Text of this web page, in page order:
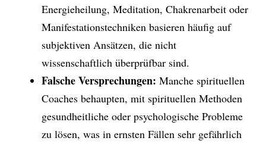
Energieheilung, Meditation, Chakrenarbeit oder
Manifestationstechniken basieren häufig auf
subjektiven Ansätzen, die nicht
wissenschaftlich überprüfbar sind.
Falsche Versprechungen: Manche spirituellen
Coaches behaupten, mit spirituellen Methoden
gesundheitliche oder psychologische Probleme
zu lösen, was in ernsten Fällen sehr gefährlich